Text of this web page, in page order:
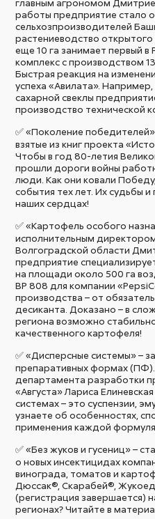
работы предприятие стало
сельхозпроизводителей
растениеводство открытого
еще 10 га занимает первый в
комплекс с производством
Быстрая реакция на
успеха «Авилата».
сахарной свеклы
производство технической
✅ «Поколение победителей»
взятые из книг проекта
Чтобы в год 80-летия
прошли дороги войны
люди. Как они ковали
события тех лет. Их судьбы и
наших сердцах!
✅ «Картофель особого
исполнительным
Волгоградской области
предприятие
на площади около 500 га
ВР 808 для компании
производства – от
десиканта. Доказано – в
региона возможно
качественного картофеля!
✅ «Дисперсные системы» –
препаративных формах (ПФ).
департамента разработки
«Августа» Лариса
системах – это суспензии,
узнаете об особенностях,
применения каждой
✅ «Без жуков и гусениц» –
о новых инсектицидах
винограда, томатов и
Дюссак®, Скарабей®,
(регистрация завершается)
регионах? Читайте в